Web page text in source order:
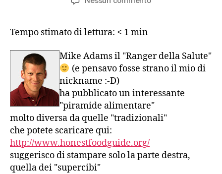
Guide
Tempo stimato di lettura: < 1 min
Mike Adams il "Ranger della Salute"
(e pensavo fosse strano il mio di
nickname :-D)
ha pubblicato un interessante
"piramide alimentare"
molto diversa da quelle "tradizionali"
che potete scaricare qui:
http://www.honestfoodguide.org/
suggerisco di stampare solo la parte destra,
quella dei "supercibi"